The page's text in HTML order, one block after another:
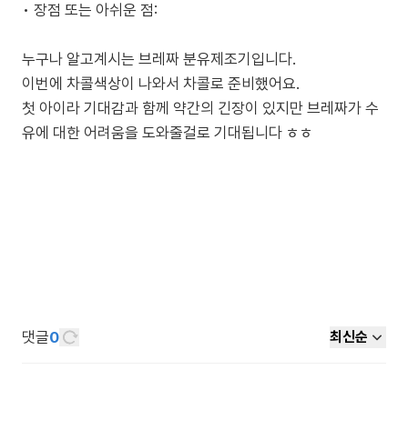
• 장점 또는 아쉬운 점:
누구나 알고계시는 브레짜 분유제조기입니다.
이번에 차콜색상이 나와서 차콜로 준비했어요.
첫 아이라 기대감과 함께 약간의 긴장이 있지만 브레짜가 수
유에 대한 어려움을 도와줄걸로 기대됩니다 ㅎㅎ
댓글0 최신순